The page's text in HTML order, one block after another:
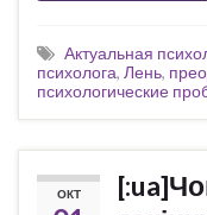
Актуальная
психолога, Лень,
психологические
ОКТ